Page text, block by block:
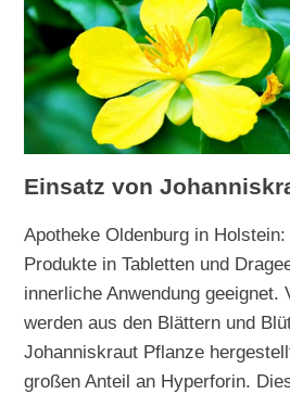
Einsatz von
Apotheke Oldenburg in
Produkte in Tabletten und
innerliche Anwendung geeignet.
werden aus den Blättern und
Johanniskraut Pflanze
großen Anteil an Hyperforin.